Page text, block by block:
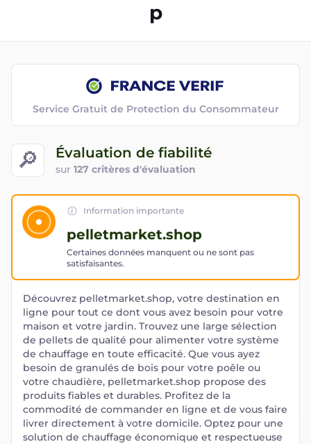
p
🔎 Évaluation de fiabilité
sur 127 critères d'évaluation
Service Gratuit de Protection du Consommateur
Information importante
pelletmarket.shop
Certaines données manquent ou ne sont pas
satisfaisantes.
Découvrez pelletmarket.shop, votre destination en
ligne pour tout ce dont vous avez besoin pour votre
maison et votre jardin. Trouvez une large sélection
de pellets de qualité pour alimenter votre système
de chauffage en toute efficacité. Que vous ayez
besoin de granulés de bois pour votre poêle ou
votre chaudière, pelletmarket.shop propose des
produits fiables et durables. Profitez de la
commodité de commander en ligne et de vous faire
livrer directement à votre domicile. Optez pour une
solution de chauffage économique et respectueuse